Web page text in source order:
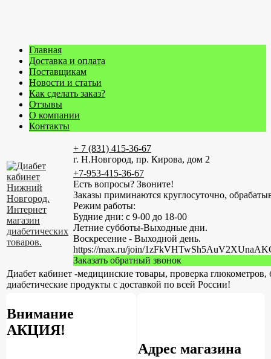
Главная
Доставка и оплата
Поставщикам
Новости и статьи
Как сделать заказ?
Отзывы
О компании
Контакты
+ 7 (831) 415-36-67
г. Н.Новгород, пр. Кирова, дом 2
+7-953-415-36-67
Есть вопросы? Звоните!
Заказы приминаются круглосуточно,
Режим работы:
Будние дни: с 9-00 до 18-00
Летние субботы-Выходные дни.
Воскресение - Выходной день.
https://max.ru/join/
Заказать обратный звонок
Диабет кабинет -медицинские товары, проверка глюкометров,
диабетические продукты с доставкой по всей России!
Внимание
АКЦИЯ!
Адрес магазина